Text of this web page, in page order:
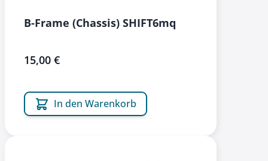
B-Frame (Chassis) SHIFT6mq
15,00 €
In den Warenkorb